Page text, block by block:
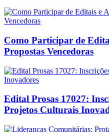
Como Participar de
Propostas Vencedoras
Edital Prosas 17027:
Projetos Culturais